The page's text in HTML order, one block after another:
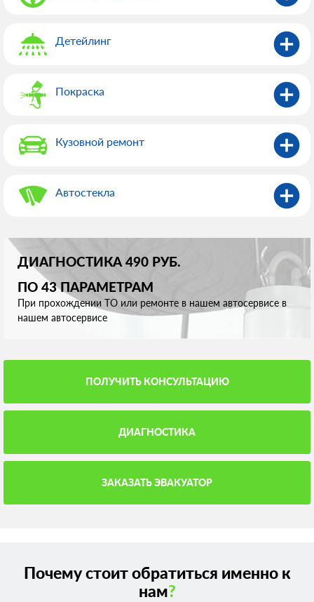
Детейлинг
Покраска
Кузовной ремонт
Автостекла
ДИАГНОСТИКА 490 РУБ.
ПО 43 ПАРАМЕТРАМ
При прохождении ТО или ремонте в нашем автосервисе в
нашем автосервисе
ПОЛУЧИТЬ КОНСУЛЬТАЦИЮ
ДИАГНОСТИКА
ЗАКАЗАТЬ ЭВАКУАТОР
Почему стоит обратиться именно к
нам?